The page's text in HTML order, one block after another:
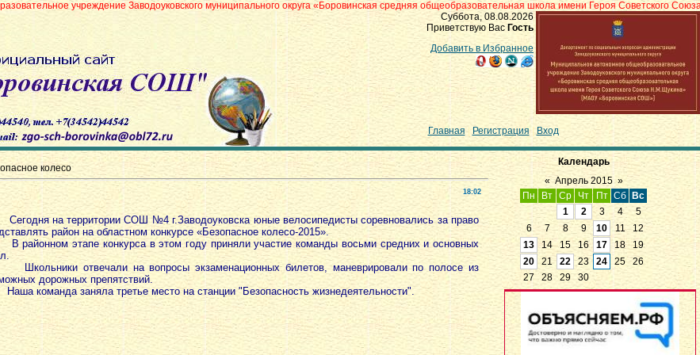
Заводоуковского муниципального округа «Боровинская средняя общеобразовательная школа имени Героя Советского Союза
Суббота, 08.08.2026
Приветствую Вас Гость
Добавить в Избранное
Главная Регистрация Вход
колесо
18:02
Сегодня на территории СОШ №4 г.Заводоуковска юные велосипедисты соревновались за право
район на областном конкурсе «Безопасное колесо-2015».
этапе конкурса в этом году приняли участие команды восьми средних и основных
отвечали на вопросы экзаменационных билетов, маневрировали по полосе из
дорожных препятствий.
команда заняла третье место на станции "Безопасность жизнедеятельности".
Календарь
« Апрель 2015 »
Пн
Вт Ср Чт Пт Сб
Вс
1
2 3 4
5
6
7 8 9 10 11
12
13
14 15 16 17 18
19
20
21 22 23 24 25
26
27
28 29 30